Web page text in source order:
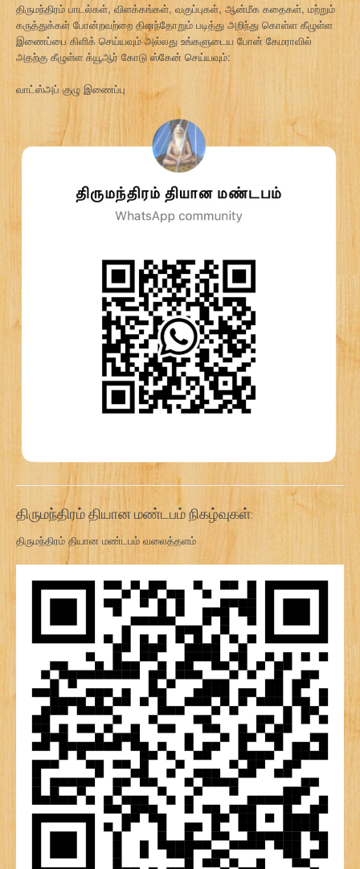
திருமந்திரம் பாடல்கள், விளக்கங்கள், வகுப்புகள், ஆன்மீக கதைகள், மற்றும்
கருத்துக்கள் போன்றவற்றை தினந்தோறும் படித்து அறிந்து கொள்ள கீழுள்ள
இணைப்பை கிளிக் செய்யவும் அல்லது உங்களுடைய போன் கேமராவில்
அதற்கு கீழுள்ள க்யூஆர் கோடு ஸ்கேன் செய்யவும்:
வாட்ஸ்அப் குழு இணைப்பு
திருமந்திரம் தியான மண்டபம் நிகழ்வுகள்:
திருமந்திரம் தியான மண்டபம் வலைத்தளம்